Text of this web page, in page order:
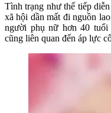
Tình trạng như thế tiếp
xã hội dần mất đi nguồn
người phụ nữ hơn 40
cũng liên quan đến áp lực